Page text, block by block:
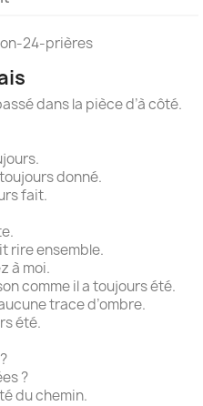
24-prières
dans la pièce d’à côté.
donné.
fait.
rire ensemble.
à moi.
comme il a toujours été.
trace d’ombre.
été.
?
du chemin.